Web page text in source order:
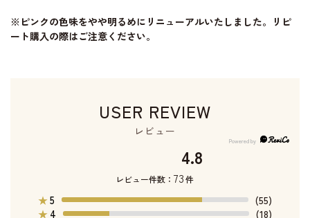
※ピンクの色味をやや明るめにリニューアルいたしました。リピ
ート購入の際はご注意ください。
USER REVIEW
レビュー
4.8
レビュー件数：73 件
★5
(55)
★ 4 (18)